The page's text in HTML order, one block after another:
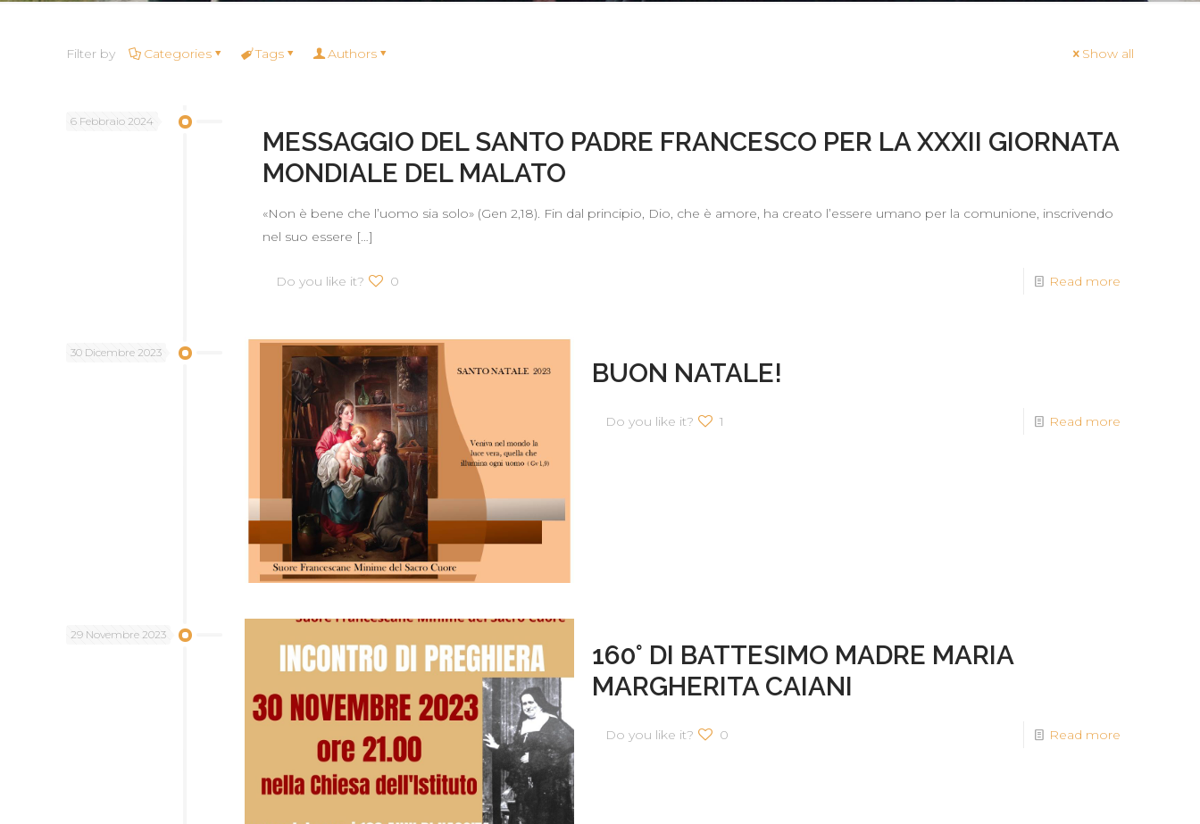
Filter by Categories Tags Authors Show all
6 Febbraio 2024
MESSAGGIO DEL SANTO PADRE FRANCESCO PER LA XXXII GIORNATA
MONDIALE DEL MALATO
«Non è bene che l’uomo sia solo» (Gen 2,18). Fin dal principio, Dio, che è amore, ha creato l’essere umano per la comunione, inscrivendo
nel suo essere […]
Do you like it? 0 Read more
30 Dicembre 2023
BUON NATALE!
Do you like it? 1 Read more
29 Novembre 2023
160° DI BATTESIMO MADRE MARIA
MARGHERITA CAIANI
Do you like it? 0 Read more